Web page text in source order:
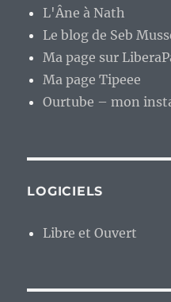
L'Âne à Nath
Le blog de Seb
Ma page sur
Ma page Tipeee
Ourtube – mon
LOGICIELS
Libre et Ouvert